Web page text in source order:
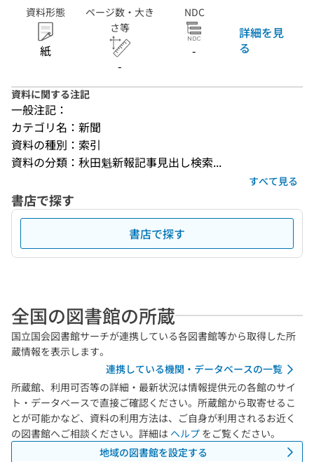
資料形態
紙
ページ数・大き
さ等
-
NDC
-
詳細を見
る
資料に関する注記
一般注記：
カテゴリ名：新聞
資料の種別：索引
資料の分類：秋田魁新報記事見出し検索...
すべて見る
書店で探す
書店で探す
全国の図書館の所蔵
国立国会図書館サーチが連携している各図書館等から取得した所
蔵情報を表示します。
連携している機関・データベースの一覧
所蔵館、利用可否等の詳細・最新状況は情報提供元の各館のサイ
ト・データベースで直接ご確認ください。所蔵館から取寄せるこ
とが可能かなど、資料の利用方法は、ご自身が利用されるお近く
の図書館へご相談ください。詳細は ヘルプ をご覧ください。
地域の図書館を設定する